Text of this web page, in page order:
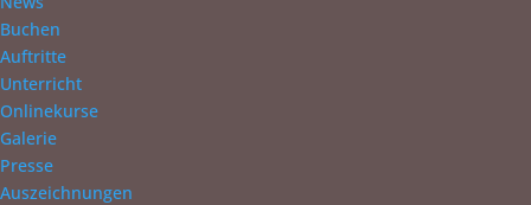
Buchen
Auftritte
Unterricht
Onlinekurse
Galerie
Presse
Auszeichnungen